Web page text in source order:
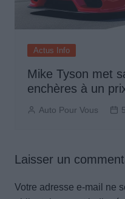
Actus Info
Mike Tyson met
enchères à un
Auto Pour Vous
Laisser un
Votre adresse e-mail ne